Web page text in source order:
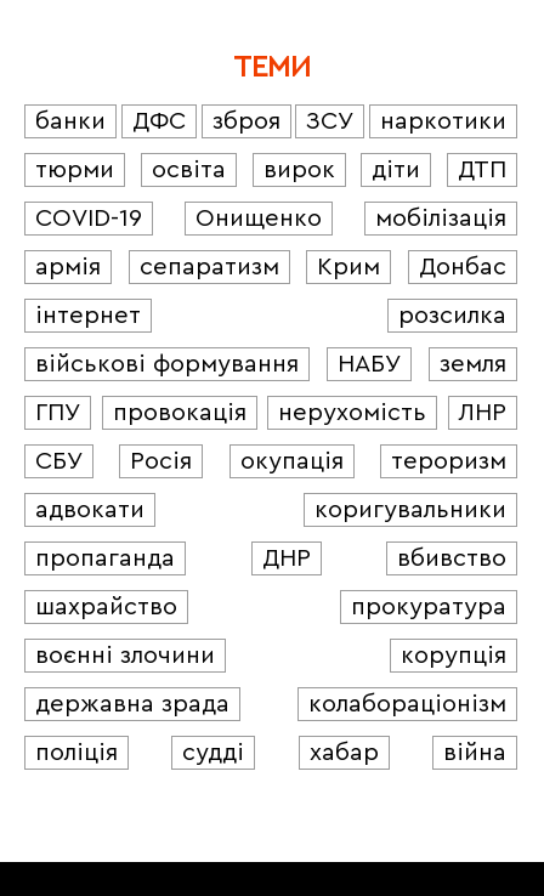
ТЕМИ
банки ДФС зброя ЗСУ
наркотики
тюрми
освіта вирок діти
ДТП
COVID-19
Онищенко
мобілізація
армія
сепаратизм Крим
Донбас
інтернет
розсилка
військові формування
НАБУ
земля
ГПУ
провокація нерухомість
ЛНР
СБУ
Росія окупація
тероризм
адвокати
коригувальники
пропаганда
ДНР
вбивство
шахрайство
прокуратура
воєнні злочини
корупція
державна зрада
колабораціонізм
поліція
судді хабар війна